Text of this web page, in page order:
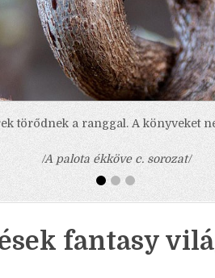
törődnek a ranggal. A könyveket
/A palota ékköve c. sorozat/
fantasy